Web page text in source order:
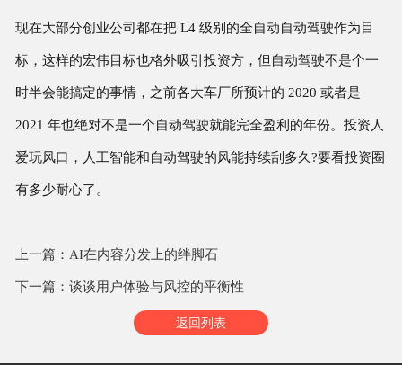
现在大部分创业公司都在把 L4 级别的全自动自动驾驶作为目
标，这样的宏伟目标也格外吸引投资方，但自动驾驶不是个一
时半会能搞定的事情，之前各大车厂所预计的 2020 或者是
2021 年也绝对不是一个自动驾驶就能完全盈利的年份。投资人
爱玩风口，人工智能和自动驾驶的风能持续刮多久?要看投资圈
有多少耐心了。
上一篇：AI在内容分发上的绊脚石
下一篇：谈谈用户体验与风控的平衡性
返回列表